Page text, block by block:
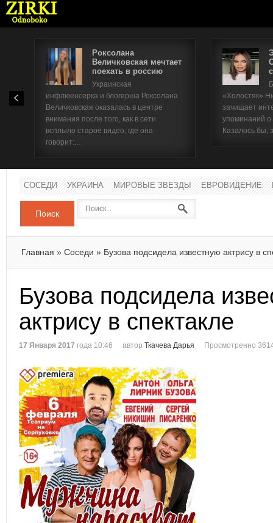
Роксолана
Величковская мечтает
поехать в россию
Украинская
инфлюенсерка и блогерша Роксолана
Величковская оказалась в центре
внимания после того, как в сети
всплыло старое видео, где она
говорит:...
«Холостяк»
зачищает
упоминаний
Казалось бы,
СОСЕДИ УКРАИНА МИРОВЫЕ ЗВЕЗДЫ ЕВРОВИДЕНИЕ
Поиск
Главная » Соседи » Бузова подсидела известную актрису в
Бузова подсидела
актрису в спектакле
17 Января 2017 года 10:46 автор Ткачева Дарья Просмотренно
Имя